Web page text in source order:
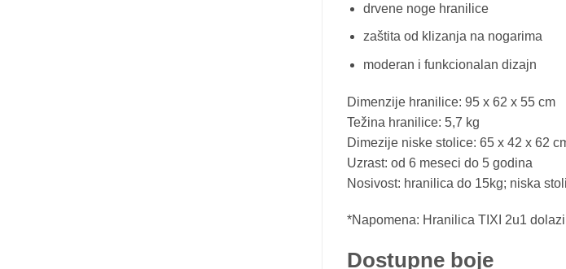
drvene noge hranilice
zaštita od klizanja na nogarima
moderan i funkcionalan dizajn
Dimenzije hranilice: 95 x 62 x 55 cm
Težina hranilice: 5,7 kg
Dimezije niske stolice: 65 x 42 x 62
Uzrast: od 6 meseci do 5 godina
Nosivost: hranilica do 15kg; niska
*Napomena: Hranilica TIXI 2u1
Dostupne boje